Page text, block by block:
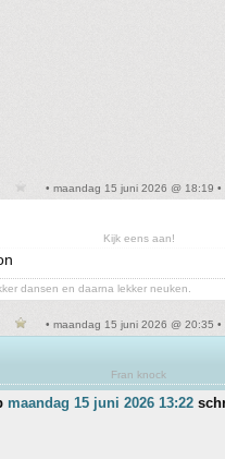
• maandag 15 juni 2026 @ 18:19 •
Kijk eens aan!
dansen en daarna lekker neuken.
• maandag 15 juni 2026 @ 20:35 •
Fran knock
maandag 15 juni 2026 13:22